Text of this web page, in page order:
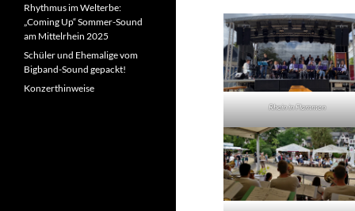
Rhein in Flammen
Rhythmus im Welterbe:
„Coming Up“ Sommer-Sound
am Mittelrhein 2025
Schüler und Ehemalige vom
Bigband-Sound gepackt!
Konzerthinweise